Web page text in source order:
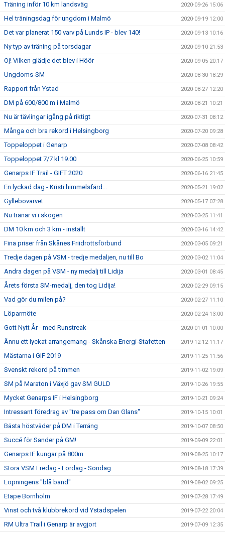
Träning inför 10 km landsväg 2020-09-26 15:06
Hel träningsdag för ungdom i Malmö 2020-09-19 12:00
Det var planerat 150 varv på Lunds IP - blev 140! 2020-09-13 10:16
Ny typ av träning på torsdagar 2020-09-10 21:53
Oj! Vilken glädje det blev i Höör 2020-09-05 20:17
Ungdoms-SM 2020-08-30 18:29
Rapport från Ystad 2020-08-27 12:20
DM på 600/800 m i Malmö 2020-08-21 10:21
Nu är tävlingar igång på riktigt 2020-07-31 08:12
Många och bra rekord i Helsingborg 2020-07-20 09:28
Toppeloppet i Genarp 2020-07-08 08:42
Toppeloppet 7/7 kl 19.00 2020-06-25 10:59
Genarps IF Trail - GIFT 2020 2020-06-16 21:45
En lyckad dag - Kristi himmelsfärd... 2020-05-21 19:02
Gyllebovarvet 2020-05-17 07:28
Nu tränar vi i skogen 2020-03-25 11:41
DM 10 km och 3 km - inställt 2020-03-16 14:42
Fina priser från Skånes Friidrottsförbund 2020-03-05 09:21
Tredje dagen på VSM - tredje medaljen, nu till Bo 2020-03-02 11:04
Andra dagen på VSM - ny medalj till Lidija 2020-03-01 08:45
Årets första SM-medalj, den tog Lidija! 2020-02-29 09:15
Vad gör du milen på? 2020-02-27 11:10
Löparmöte 2020-02-24 13:00
Gott Nytt År - med Runstreak 2020-01-01 10:00
Ännu ett lyckat arrangemang - Skånska Energi-Stafetten 2019-12-12 11:17
Mästarna i GIF 2019 2019-11-25 11:56
Svenskt rekord på timmen 2019-11-02 19:09
SM på Maraton i Växjö gav SM GULD 2019-10-26 19:55
Mycket Genarps IF i Helsingborg 2019-10-21 09:24
Intressant föredrag av "tre pass om Dan Glans" 2019-10-15 10:01
Bästa höstväder på DM i Terräng 2019-10-07 08:50
Succé för Sander på GM! 2019-09-09 22:01
Genarps IF kungar på 800m 2019-08-25 10:17
Stora VSM Fredag - Lördag - Söndag 2019-08-18 17:39
Löpningens "blå band" 2019-08-02 09:25
Etape Bornholm 2019-07-28 17:49
Vinst och två klubbrekord vid Ystadspelen 2019-07-22 20:04
RM Ultra Trail i Genarp är avgjort 2019-07-09 12:35